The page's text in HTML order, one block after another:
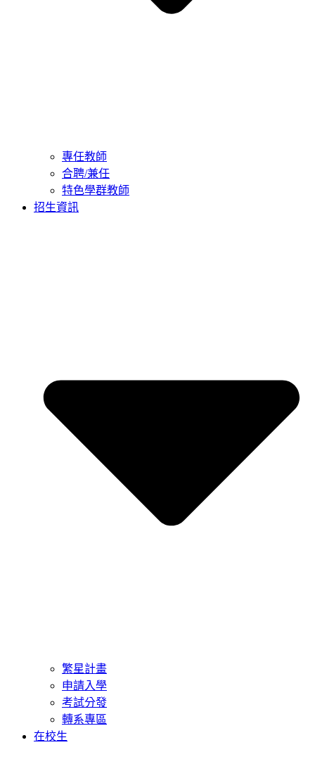
專任教師
合聘/兼任
特色學群教師
招生資訊
繁星計畫
申請入學
考試分發
轉系專區
在校生